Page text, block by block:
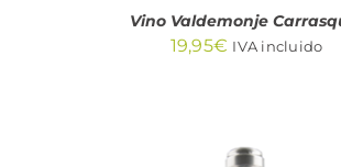
Vino Valdemonje
19,95€ IVA incluido